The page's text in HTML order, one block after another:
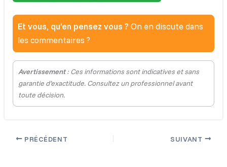
Et vous, qu’en pensez vous ? On en discute dans
les commentaires ?
Avertissement: Ces informations sont indicatives et sans
garantie d’exactitude. Consultez un professionnel avant
toute décision.
PRÉCÉDENT SUIVANT